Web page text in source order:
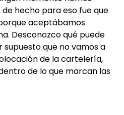
hecho para eso fue que
aceptábamos
Desconozco qué puede
que no vamos a
de la cartelería,
de lo que marcan las